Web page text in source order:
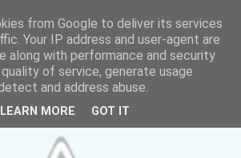
from Google to deliver its services
Your IP address and user-agent are
along with performance and security
of service, generate usage
and address abuse.
LEARN MORE GOT IT